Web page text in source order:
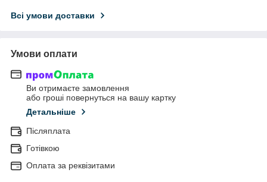
Всі умови доставки
Умови оплати
Ви отримаєте замовлення
або гроші повернуться на вашу картку
Детальніше
Післяплата
Готівкою
Оплата за реквізитами